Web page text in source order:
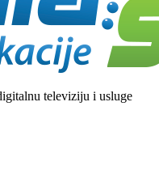
televiziju i usluge